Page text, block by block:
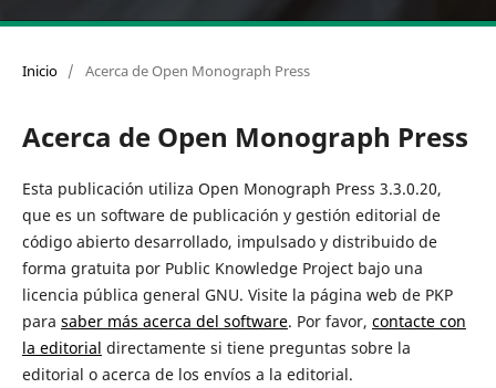
Inicio / Acerca de Open Monograph Press
Acerca de Open Monograph Press
Esta publicación utiliza Open Monograph Press 3.3.0.20,
que es un software de publicación y gestión editorial de
código abierto desarrollado, impulsado y distribuido de
forma gratuita por Public Knowledge Project bajo una
licencia pública general GNU. Visite la página web de PKP
para saber más acerca del software. Por favor, contacte con
la editorial directamente si tiene preguntas sobre la
editorial o acerca de los envíos a la editorial.